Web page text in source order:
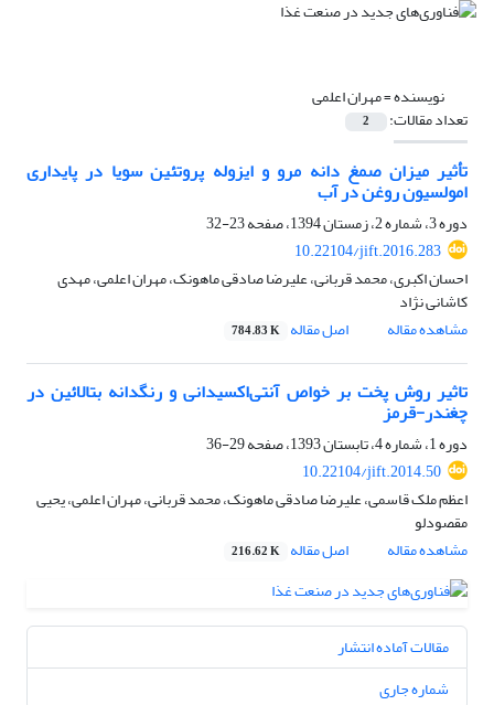
نویسنده =مهران اعلمی
تعداد مقالات: 2
تأثیر میزان صمغ دانه مرو و ایزوله پروتئین سویا در پایداری
امولسیون روغن در آب
دوره 3، شماره 2، زمستان 1394، صفحه
23-32
10.22104/jift.2016.283
احسان اکبری، محمد قربانی، علیرضا صادقی ماهونک، مهران اعلمی، مهدی
کاشانی نژاد
مشاهده مقاله
اصل مقاله 784.83 K
تاثیر روش پخت بر خواص آنتی‌اکسیدانی و رنگدانه بتالائین در
چغندر-قرمز
دوره 1، شماره 4، تابستان 1393، صفحه
29-36
10.22104/jift.2014.50
اعظم ملک قاسمی، علیرضا صادقی ماهونک، محمد قربانی، مهران اعلمی، یحیی
مقصودلو
مشاهده مقاله
اصل مقاله 216.62 K
مقالات آماده انتشار
شماره جاری